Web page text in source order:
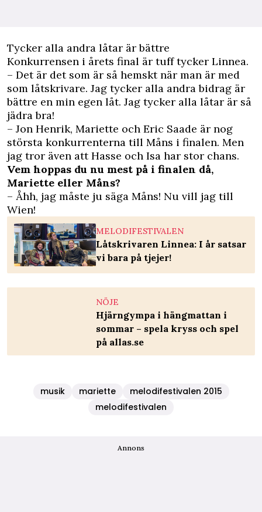
Tycker alla andra låtar är bättre
Konkurrensen i årets final är tuff tycker Linnea.
– Det är det som är så hemskt när man är med
som låtskrivare. Jag tycker alla andra bidrag är
bättre en min egen låt. Jag tycker alla låtar är så
jädra bra!
– Jon Henrik, Mariette och Eric Saade är nog
största konkurrenterna till Måns i finalen. Men
jag tror även att Hasse och Isa har stor chans.
Vem hoppas du nu mest på i finalen då,
Mariette eller Måns?
– Åhh, jag måste ju säga Måns! Nu vill jag till
Wien!
MELODIFESTIVALEN
Låtskrivaren Linnea: I år satsar
vi bara på tjejer!
NÖJE
Hjärngympa i hängmattan i
sommar – spela kryss och spel
på allas.se
musik mariette
melodifestivalen 2015
melodifestivalen
Annons